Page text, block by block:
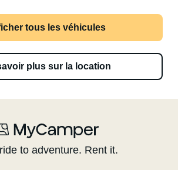
tous les véhicules
plus sur la location
to adventure. Rent it.